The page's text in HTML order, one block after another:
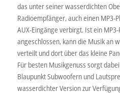
das unter seiner wasserdichten
Radioempfänger, auch einen MP3-
AUX-Eingänge verbirgt. Ist ein
angeschlossen, kann die Musik an
verteilt und dort über das kleine
Für besten Musikgenuss sorgt
Blaupunkt Subwoofern und
wasserdichter Version zur